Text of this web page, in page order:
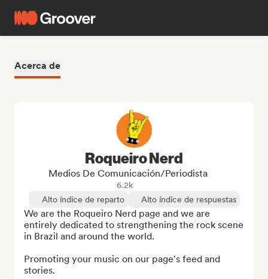
Acerca de
Roqueiro Nerd
Medios De Comunicación/Periodista
6.2k
Alto índice de reparto
Alto índice de respuestas
We are the Roqueiro Nerd page and we are
entirely dedicated to strengthening the rock scene
in Brazil and around the world.
Promoting your music on our page's feed and
stories.